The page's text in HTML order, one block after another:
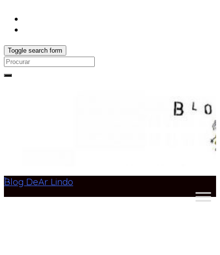
Toggle search form
Search
Blog DeAr Lindo